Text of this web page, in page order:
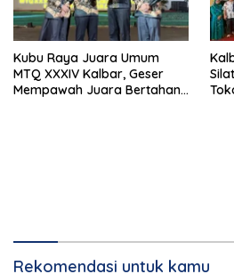
Kubu Raya Juara Umum
MTQ XXXIV Kalbar, Geser
Mempawah Juara Bertahan
Rekomendasi untuk kamu